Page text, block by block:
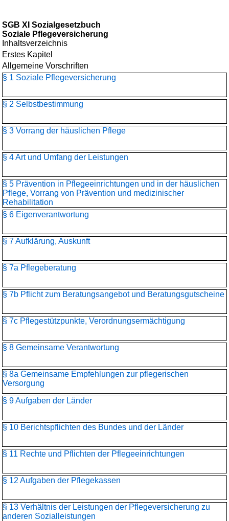
SGB XI Sozialgesetzbuch
Soziale Pflegeversicherung
Inhaltsverzeichnis
Erstes Kapitel
Allgemeine Vorschriften
§ 1 Soziale Pflegeversicherung
§ 2 Selbstbestimmung
§ 3 Vorrang der häuslichen Pflege
§ 4 Art und Umfang der Leistungen
§ 5 Prävention in Pflegeeinrichtungen und in der häuslichen
Pflege, Vorrang von Prävention und medizinischer
Rehabilitation
§ 6 Eigenverantwortung
§ 7 Aufklärung, Auskunft
§ 7a Pflegeberatung
§ 7b Pflicht zum Beratungsangebot und Beratungsgutscheine
§ 7c Pflegestützpunkte, Verordnungsermächtigung
§ 8 Gemeinsame Verantwortung
§ 8a Gemeinsame Empfehlungen zur pflegerischen
Versorgung
§ 9 Aufgaben der Länder
§ 10 Berichtspflichten des Bundes und der Länder
§ 11 Rechte und Pflichten der Pflegeeinrichtungen
§ 12 Aufgaben der Pflegekassen
§ 13 Verhältnis der Leistungen der Pflegeversicherung zu
anderen Sozialleistungen